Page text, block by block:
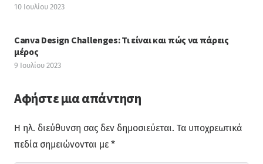
10 Ιουλίου 2023
Canva Design Challenges: Τι είναι και πώς να πάρεις
μέρος
9 Ιουλίου 2023
Αφήστε μια απάντηση
Η ηλ. διεύθυνση σας δεν δημοσιεύεται. Τα υποχρεωτικά
πεδία σημειώνονται με *